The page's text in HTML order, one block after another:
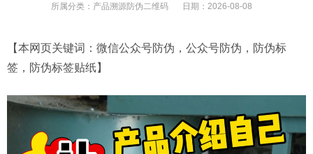
所属分类： 产品溯源防伪二维码 日期： 2026-08-08
【本网页关键词：微信公众号防伪，公众号防伪，防伪标
签，防伪标签贴纸】